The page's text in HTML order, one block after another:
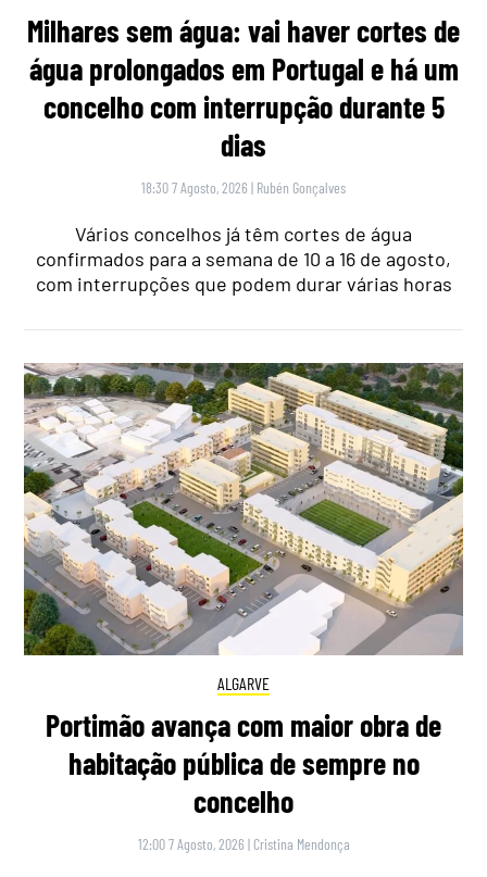
Milhares sem água: vai haver cortes de
água prolongados em Portugal e há um
concelho com interrupção durante 5
dias
18:30 7 Agosto, 2026 | Rubén Gonçalves
Vários concelhos já têm cortes de água
confirmados para a semana de 10 a 16 de agosto,
com interrupções que podem durar várias horas
ALGARVE
Portimão avança com maior obra de
habitação pública de sempre no
concelho
12:00 7 Agosto, 2026 | Cristina Mendonça